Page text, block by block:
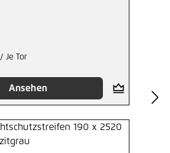
/ Je Tor
Ansehen